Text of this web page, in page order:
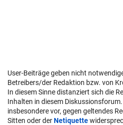
User-Beiträge geben nicht
Betreibers/der Redaktion bzw. von
In diesem Sinne distanziert sich die
Inhalten in diesem
insbesondere vor, gegen geltendes
Sitten oder derNetiquette